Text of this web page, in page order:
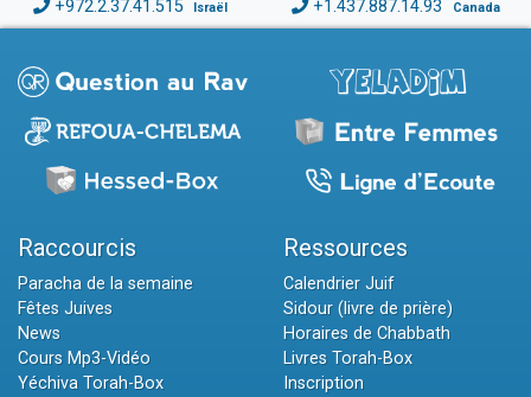
+972.2.37.41.515 Israël +1.437.887.14.93 Canada
Raccourcis
Paracha de la semaine
Fêtes Juives
News
Cours Mp3-Vidéo
Yéchiva Torah-Box
Ressources
Calendrier Juif
Sidour (livre de prière)
Horaires de Chabbath
Livres Torah-Box
Inscription